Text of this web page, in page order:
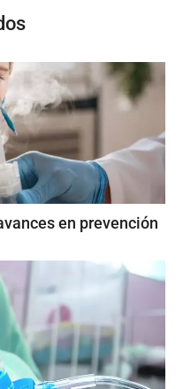
en prevención